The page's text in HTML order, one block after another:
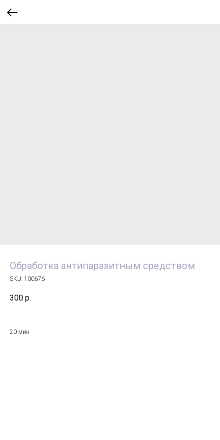
Обработка антипаразитным средством
SKU: 100676
300 р.
20 мин